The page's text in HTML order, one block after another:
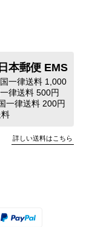
認できた汚
な思いをさ
をお寄せいた
し上げます。
止め、まずは
せていただ
、当店の検品
改めて見直
して商品を
いります。
本郵便 EMS
一律送料 1,000
律送料 500円
一律送料 200円
詳しい送料はこちら